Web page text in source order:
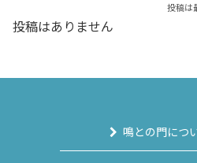
投稿は
投稿はありません
鳴との門につ